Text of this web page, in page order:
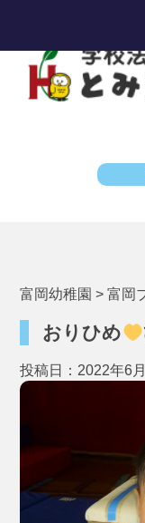
富岡幼稚園 >富岡
おりひめ
投稿日：2022年6